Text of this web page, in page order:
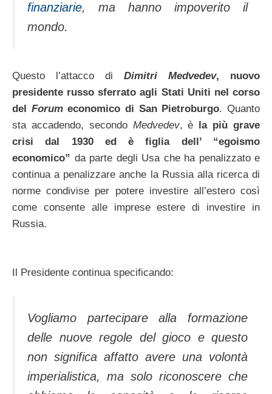
finanziarie, ma hanno impoverito il
mondo.
Questo l’attacco di Dimitri Medvedev, nuovo
presidente russo sferrato agli Stati Uniti nel corso
del Forumeconomico di San Pietroburgo. Quanto
sta accadendo, secondo Medvedev, è la più grave
crisi dal 1930 ed è figlia dell’ “egoismo
economico” da parte degli Usa che ha penalizzato e
continua a penalizzare anche la Russia alla ricerca di
norme condivise per potere investire all’estero così
come consente alle imprese estere di investire in
Russia.
Il Presidente continua specificando:
Vogliamo partecipare alla formazione
delle nuove regole del gioco e questo
non significa affatto avere una volontà
imperialistica, ma solo riconoscere che